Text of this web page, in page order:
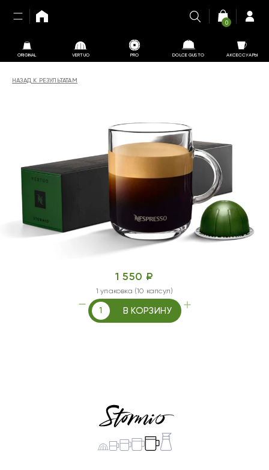
ORIGINAL VERTUO PRO DOLCE GUSTO АКСЕССУАРЫ
0
НАЗАД К РЕЗУЛЬТАТАМ
1 550 ₽
1 упаковка (10 капсул)
В КОРЗИНУ